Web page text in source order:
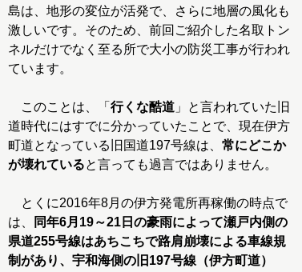
島は、地形の変位が活発で、さらに地層の風化も
激しいです。そのため、前回ご紹介した名取トン
ネルだけでなく至る所で大小の防災工事が行われ
ています。
このことは、「 行くな酷道 」と言われていた旧
道時代にはすでに分かっていたことで、現在伊方
町道となっている旧国道197号線は、 常にどこか
が壊れていると言っても過言ではありません。
とくに2016年8月の伊方発電所再稼働の時点で
は、
同年6月19～21日の豪雨によって瀬戸内側の
県道255号線はあちこちで路肩崩壊による車線規
制があり、宇和海側の旧197号線（伊方町道）